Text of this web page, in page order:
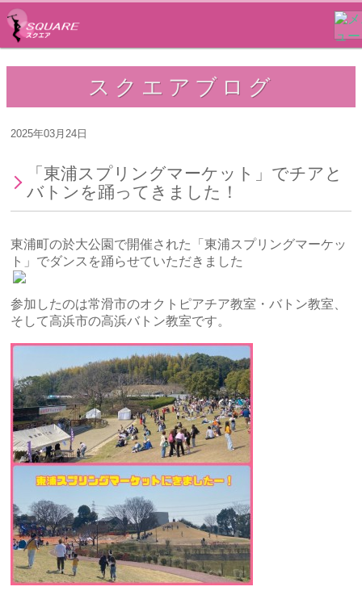
スクエアブログ
2025年03月24日
「東浦スプリングマーケット」でチアと
バトンを踊ってきました！
東浦町の於大公園で開催された「東浦スプリングマーケッ
ト」でダンスを踊らせていただきました
参加したのは常滑市のオクトピアチア教室・バトン教室、
そして高浜市の高浜バトン教室です。